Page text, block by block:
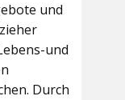
und
und
Durch